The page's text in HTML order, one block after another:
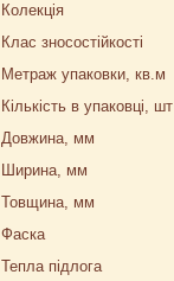
Колекція
Клас зносостійкості
Метраж упаковки, кв.м
Кількість в упаковці, шт
Довжина, мм
Ширина, мм
Товщина, мм
Фаска
Тепла підлога